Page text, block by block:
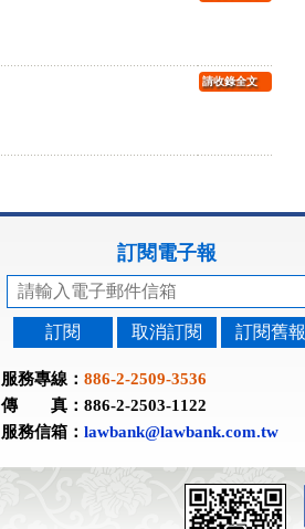
請收錄全文
訂閱電子報
訂閱 取消訂閱 訂閱舊報
服務專線： 886-2-2509-3536
傳 真：886-2-2503-1122
服務信箱： lawbank@lawbank.com.tw